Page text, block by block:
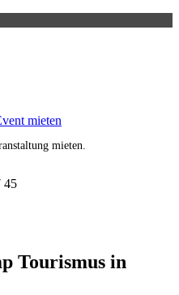
mieten.
45
Tourismus in